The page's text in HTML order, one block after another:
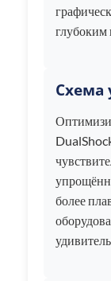
глубоким
Схема
более